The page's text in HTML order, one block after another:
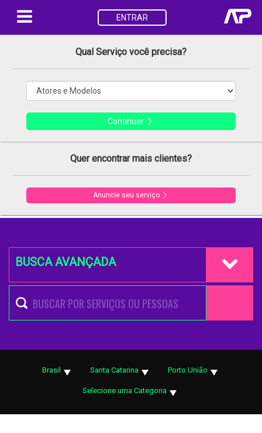
ENTRAR
Qual Serviço você precisa?
Continuar
Quer encontrar mais clientes?
Anuncie seu serviço
BUSCA AVANÇADA
Brasil Santa Catarina Porto União
Selecione uma Categoria